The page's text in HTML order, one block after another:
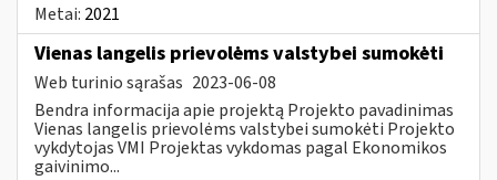
Metai: 2021
Vienas langelis prievolėms valstybei sumokėti
Web turinio sąrašas 2023-06-08
Bendra informacija apie projektą Projekto pavadinimas
Vienas langelis prievolėms valstybei sumokėti Projekto
vykdytojas VMI Projektas vykdomas pagal Ekonomikos
gaivinimo...